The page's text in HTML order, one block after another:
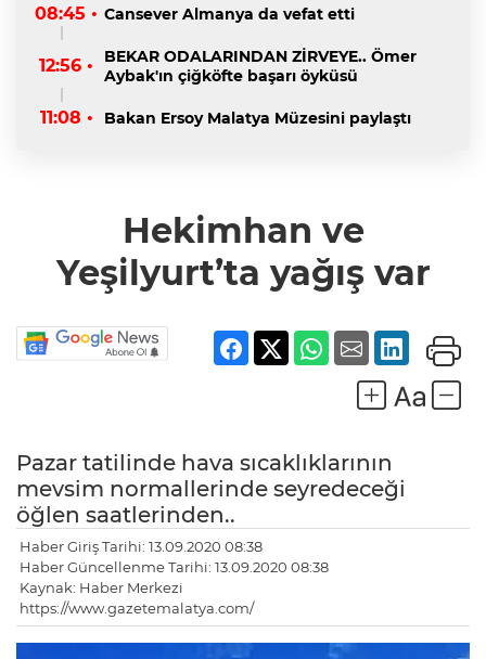
08:45 • Cansever Almanya da vefat etti
12:56 •
BEKAR ODALARINDAN ZİRVEYE.. Ömer
Aybak'ın çiğköfte başarı öyküsü
11:08 • Bakan Ersoy Malatya Müzesini paylaştı
Hekimhan ve
Yeşilyurt’ta yağış var
Pazar tatilinde hava sıcaklıklarının
mevsim normallerinde seyredeceği
öğlen saatlerinden..
Haber Giriş Tarihi: 13.09.2020 08:38
Haber Güncellenme Tarihi: 13.09.2020 08:38
Kaynak: Haber Merkezi
https://www.gazetemalatya.com/